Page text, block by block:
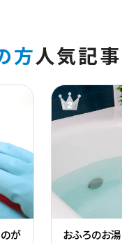
方人気記事
が
おふろのお